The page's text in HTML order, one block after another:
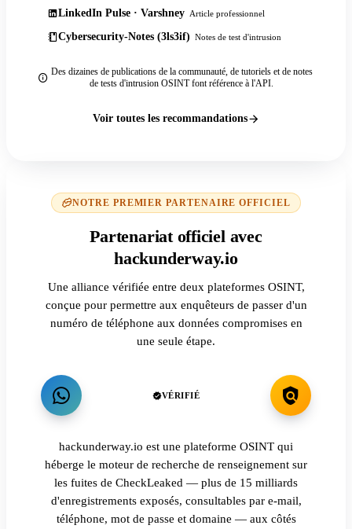
LinkedIn Pulse · Varshney Article professionnel
Cybersecurity-Notes (3ls3if) Notes de test d'intrusion
Des dizaines de publications de la communauté, de tutoriels et de notes
de tests d'intrusion OSINT font référence à l'API.
Voir toutes les recommandations
NOTRE PREMIER PARTENAIRE OFFICIEL
Partenariat officiel avec
hackunderway.io
Une alliance vérifiée entre deux plateformes OSINT,
conçue pour permettre aux enquêteurs de passer d'un
numéro de téléphone aux données compromises en
une seule étape.
VÉRIFIÉ
hackunderway.io est une plateforme OSINT qui
héberge le moteur de recherche de renseignement sur
les fuites de CheckLeaked — plus de 15 milliards
d'enregistrements exposés, consultables par e-mail,
téléphone, mot de passe et domaine — aux côtés